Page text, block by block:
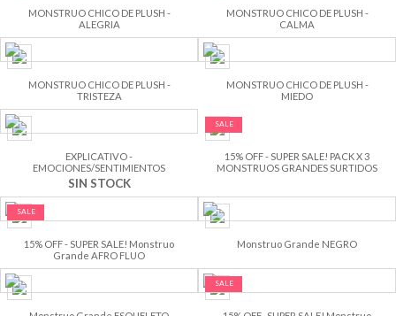
MONSTRUO CHICO DE PLUSH -
ALEGRIA
MONSTRUO CHICO DE PLUSH -
CALMA
MONSTRUO CHICO DE PLUSH -
TRISTEZA
MONSTRUO CHICO DE PLUSH -
MIEDO
EXPLICATIVO -
EMOCIONES/SENTIMIENTOS
SIN STOCK
SALE
15% OFF - SUPER SALE! PACK X 3
MONSTRUOS GRANDES SURTIDOS
SALE
15% OFF - SUPER SALE! Monstruo
Grande AFRO FLUO
Monstruo Grande NEGRO
SALE